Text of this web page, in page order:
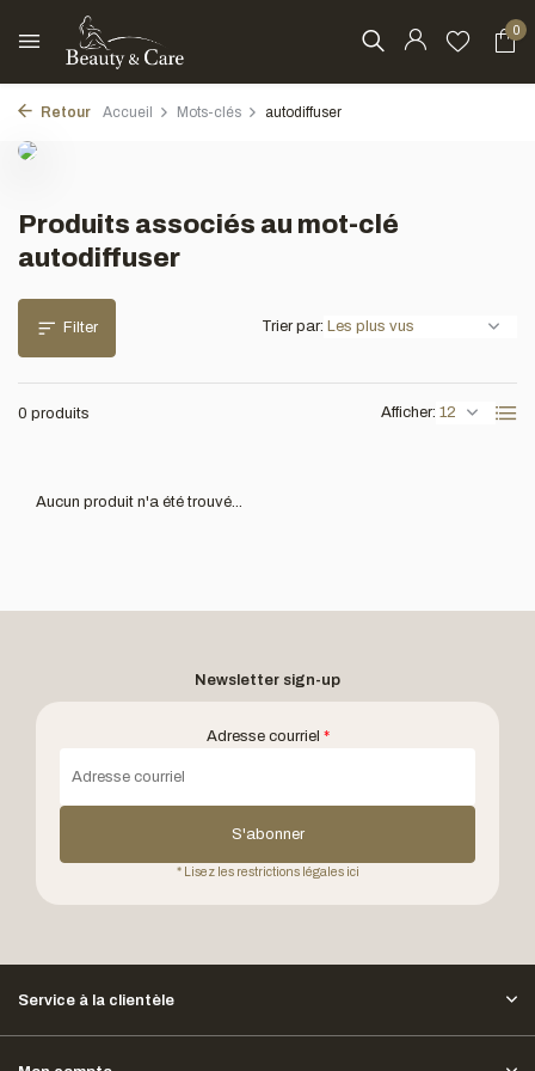
0
Retour Accueil Mots-clés autodiffuser
Produits associés au mot-clé
autodiffuser
Filter
0 produits Afficher:
Trier par:
Aucun produit n'a été trouvé...
Newsletter sign-up
Adresse courriel *
S'abonner
* Lisez les restrictions légales ici
Service à la clientèle